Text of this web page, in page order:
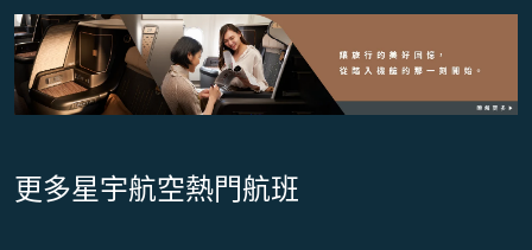
更多星宇航空熱門航班